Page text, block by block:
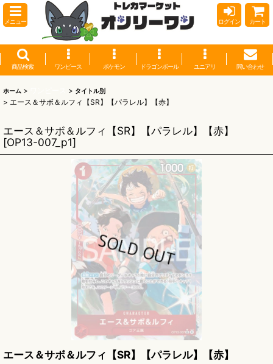
メニュー ログイン カート
商品検索 ワンピース ポケモン ドラゴンボール ユニアリ 問い合わせ
ホーム > > タイトル別
> エース＆サボ＆ルフィ【SR】【パラレル】【赤】
エース＆サボ＆ルフィ【SR】【パラレル】【赤】
[OP13-007_p1]
エース＆サボ＆ルフィ【SR】【パラレル】【赤】